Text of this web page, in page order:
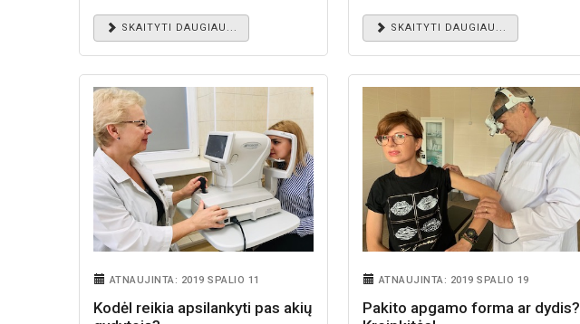
SKAITYTI DAUGIAU... SKAITYTI DAUGIAU...
ATNAUJINTA: 2019 SPALIO 11
Kodėl reikia apsilankyti pas akių
ATNAUJINTA: 2019 SPALIO 19
Pakito apgamo forma ar dydis?